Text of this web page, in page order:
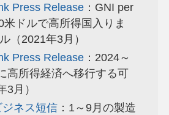
Press Release：GNI per
米ドルで高所得国入りま
（2021年3月）
Press Release：2024～
高所得経済へ移行する可
3月）
ネス短信：1～9月の製造